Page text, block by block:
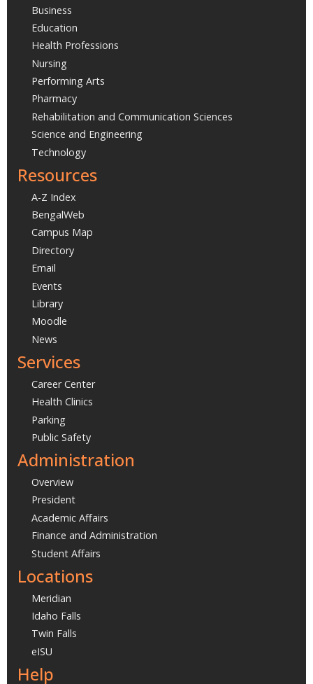
Business
Education
Health Professions
Nursing
Performing Arts
Pharmacy
Rehabilitation and Communication Sciences
Science and Engineering
Technology
Resources
A-Z Index
BengalWeb
Campus Map
Directory
Email
Events
Library
Moodle
News
Services
Career Center
Health Clinics
Parking
Public Safety
Administration
Overview
President
Academic Affairs
Finance and Administration
Student Affairs
Locations
Meridian
Idaho Falls
Twin Falls
eISU
Help